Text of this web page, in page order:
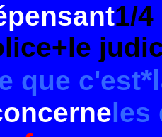
1/
le
que c'est
les